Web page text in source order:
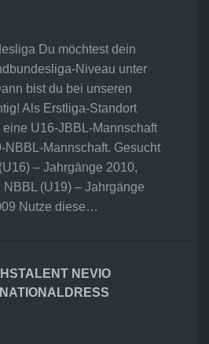
Du möchtest dein
Niveau unter
bist du bei unseren
Als Erstliga-Standort
U16-JBBL-Mannschaft
NBBL-Mannschaft. Gesucht
– Jahrgänge 2010,
NBBL (U19) – Jahrgänge
Nutze diese…
NEVIO